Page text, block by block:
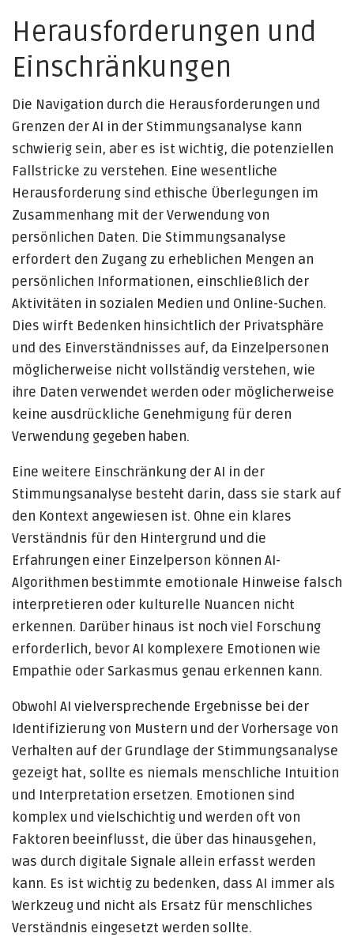
Herausforderungen und
Einschränkungen
Die Navigation durch die Herausforderungen und
Grenzen der AI in der Stimmungsanalyse kann
schwierig sein, aber es ist wichtig, die potenziellen
Fallstricke zu verstehen. Eine wesentliche
Herausforderung sind ethische Überlegungen im
Zusammenhang mit der Verwendung von
persönlichen Daten. Die Stimmungsanalyse
erfordert den Zugang zu erheblichen Mengen an
persönlichen Informationen, einschließlich der
Aktivitäten in sozialen Medien und Online-Suchen.
Dies wirft Bedenken hinsichtlich der Privatsphäre
und des Einverständnisses auf, da Einzelpersonen
möglicherweise nicht vollständig verstehen, wie
ihre Daten verwendet werden oder möglicherweise
keine ausdrückliche Genehmigung für deren
Verwendung gegeben haben.
Eine weitere Einschränkung der AI in der
Stimmungsanalyse besteht darin, dass sie stark auf
den Kontext angewiesen ist. Ohne ein klares
Verständnis für den Hintergrund und die
Erfahrungen einer Einzelperson können AI-
Algorithmen bestimmte emotionale Hinweise falsch
interpretieren oder kulturelle Nuancen nicht
erkennen. Darüber hinaus ist noch viel Forschung
erforderlich, bevor AI komplexere Emotionen wie
Empathie oder Sarkasmus genau erkennen kann.
Obwohl AI vielversprechende Ergebnisse bei der
Identifizierung von Mustern und der Vorhersage von
Verhalten auf der Grundlage der Stimmungsanalyse
gezeigt hat, sollte es niemals menschliche Intuition
und Interpretation ersetzen. Emotionen sind
komplex und vielschichtig und werden oft von
Faktoren beeinflusst, die über das hinausgehen,
was durch digitale Signale allein erfasst werden
kann. Es ist wichtig zu bedenken, dass AI immer als
Werkzeug und nicht als Ersatz für menschliches
Verständnis eingesetzt werden sollte.